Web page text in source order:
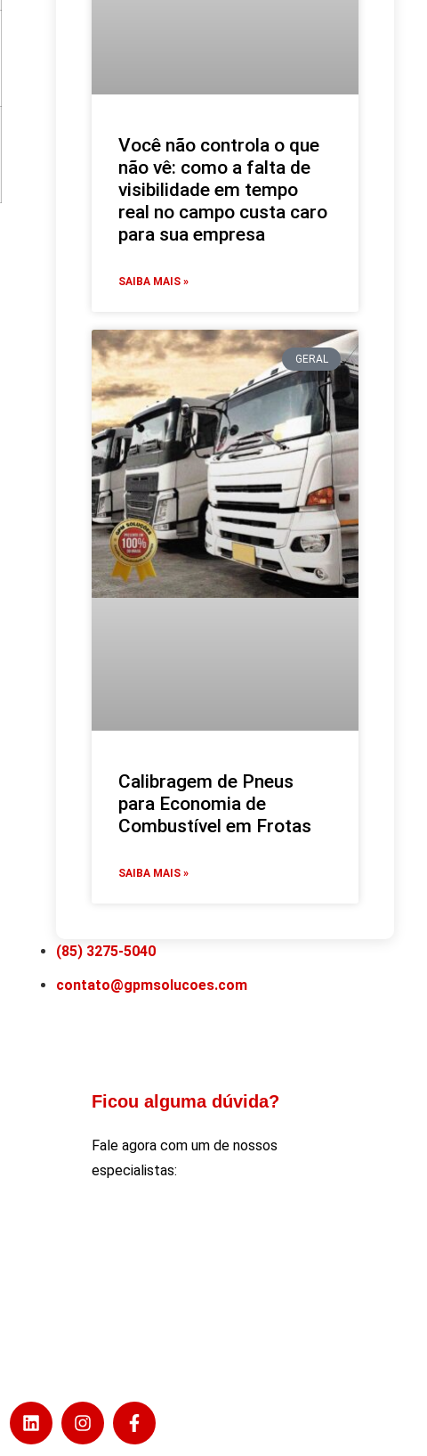
Você não controla o que
não vê: como a falta de
visibilidade em tempo
real no campo custa caro
para sua empresa
SAIBA MAIS »
GERAL
Calibragem de Pneus
para Economia de
Combustível em Frotas
SAIBA MAIS »
(85) 3275-5040
contato@gpmsolucoes.com
Ficou alguma dúvida?
Fale agora com um de nossos
especialistas: